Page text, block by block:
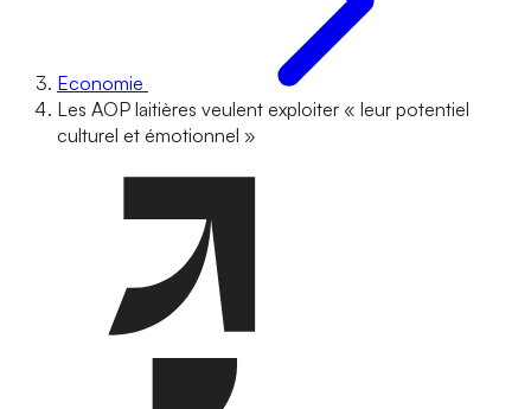
Economie
Les AOP laitières veulent exploiter « leur potentiel
culturel et émotionnel »